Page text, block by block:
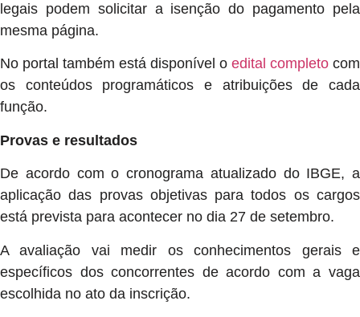
legais podem solicitar a isenção do pagamento pela
mesma página.
No portal também está disponível o edital completo com
os conteúdos programáticos e atribuições de cada
função.
Provas e resultados
De acordo com o cronograma atualizado do IBGE, a
aplicação das provas objetivas para todos os cargos
está prevista para acontecer no dia 27 de setembro.
A avaliação vai medir os conhecimentos gerais e
específicos dos concorrentes de acordo com a vaga
escolhida no ato da inscrição.